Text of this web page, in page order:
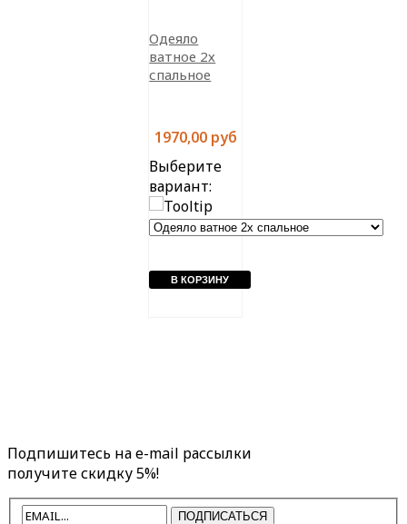
Одеяло
ватное 2х
спальное
1970,00 руб
Выберите
вариант:
Подпишитесь на e-mail рассылки
получите скидку 5%!
ПОДПИСАТЬСЯ